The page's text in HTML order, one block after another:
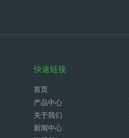
快速链接
首页
产品中心
关于我们
新闻中心